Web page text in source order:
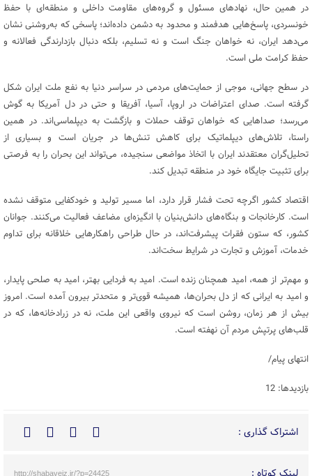
در همین حال، نهادهای مسئول و گروه‌های مقاومت داخلی و منطقه‌ای با حفظ
خونسردی، پاسخ‌هایی هدفمند و محدود به دشمن داده‌اند؛ پاسخی که به‌روشنی نشان
می‌دهد ایران، نه خواهان جنگ است و نه تسلیم، بلکه دنبال بازدارندگی فعالانه و
حفظ کرامت ملی است.
در سطح جهانی، موجی از حمایت‌های مردمی در سراسر دنیا به نفع ملت ایران شکل
گرفته است. صدای اعتراضات در اروپا، آسیا، آفریقا و حتی در دل آمریکا به گوش
می‌رسد؛ صداهایی که خواهان توقف حملات و بازگشت به دیپلماسی‌اند. در همین
راستا، تلاش‌های دیپلماتیک برای کاهش تنش‌ها در جریان است و بسیاری از
تحلیل‌گران معتقدند ایران با اتخاذ مواضعی سنجیده، می‌تواند این بحران را به فرصتی
برای تثبیت جایگاه خود در منطقه تبدیل کند.
اقتصاد کشور اگرچه تحت فشار قرار دارد، اما مسیر تولید و خودکفایی متوقف نشده
است. کارخانجات و بنگاه‌های دانش‌بنیان با انگیزه‌ای مضاعف فعالیت می‌کنند. جوانان
کشور، که ستون فقرات پیشرفت‌اند، در حال طراحی راهکارهایی خلاقانه برای تداوم
خدمات، آموزش و تجارت در شرایط سخت‌اند.
و مهم‌تر از همه، امید همچنان زنده است. امید به فردایی بهتر، امید به صلحی پایدار،
و امید به ایرانی که از دل بحران‌ها، همیشه قوی‌تر و متحدتر بیرون آمده است. امروز
بیش از هر زمان، روشن است که نیروی واقعی این ملت، نه در زرادخانه‌ها، که در
قلب‌های پرتپش مردم آن نهفته است.
انتهای پیام/
بازدیدها: 12
اشتراک گذاری :
http://shabaveiz.ir/?p=24425